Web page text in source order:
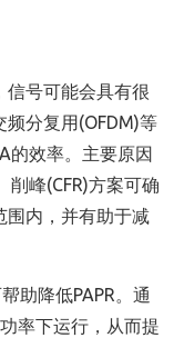
信号可能会具有很
频分复用(OFDM)等
的效率。主要原因
削峰(CFR)方案可确
围内，并有助于减
助降低PAPR。通
率下运行，从而提